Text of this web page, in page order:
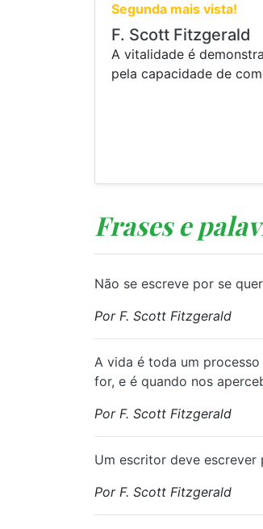
Segunda mais vista!
F. Scott Fitzgerald
A vitalidade é
pela capacidade de
Frases e
Não se escreve por se
Por F. Scott Fitzgerald
A vida é toda um
for, e é quando nos
Por F. Scott Fitzgerald
Um escritor deve
Por F. Scott Fitzgerald